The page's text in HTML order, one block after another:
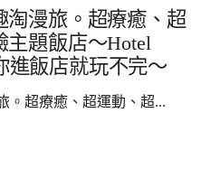
淘漫旅。超療癒、超
主題飯店～Hotel
進飯店就玩不完～
。超療癒、超運動、超...